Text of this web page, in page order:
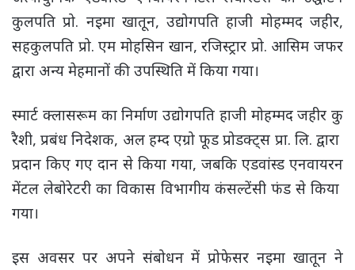
कुलपति प्रो. नइमा खातून, उद्योगपति हाजी मोहम्मद जहीर,
सहकुलपति प्रो. एम मोहसिन खान, रजिस्ट्रार प्रो. आसिम जफर
द्वारा अन्य मेहमानों की उपस्थिति में किया गया।
स्मार्ट क्लासरूम का निर्माण उद्योगपति हाजी मोहम्मद जहीर कु
रैशी, प्रबंध निदेशक, अल हम्द एग्रो फूड प्रोडक्ट्स प्रा. लि. द्वारा
प्रदान किए गए दान से किया गया, जबकि एडवांस्ड एनवायरन
मेंटल लेबोरेटरी का विकास विभागीय कंसल्टेंसी फंड से किया
गया।
इस अवसर पर अपने संबोधन में प्रोफेसर नइमा खातून ने